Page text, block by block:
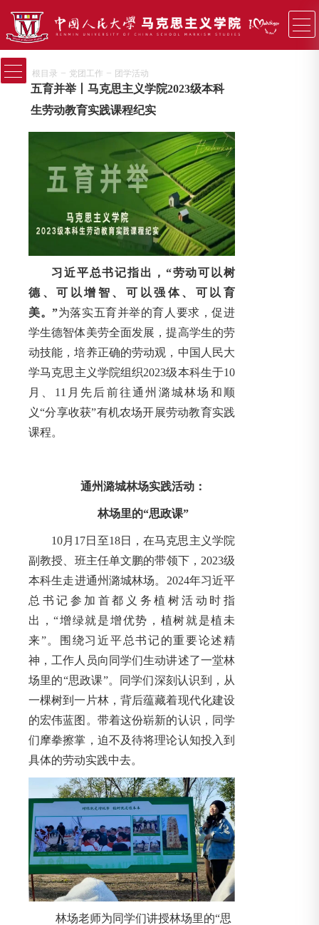
根目录 − 党团工作 − 团学活动
五育并举丨马克思主义学院2023级本科
生劳动教育实践课程纪实
习近平总书记指出，“劳动可以树
德、可以增智、可以强体、可以育
美。”为落实五育并举的育人要求，促进
学生德智体美劳全面发展，提高学生的劳
动技能，培养正确的劳动观，中国人民大
学马克思主义学院组织2023级本科生于10
月、11月先后前往通州潞城林场和顺
义“分享收获”有机农场开展劳动教育实践
课程。
通州潞城林场实践活动：
林场里的“思政课”
10月17日至18日，在马克思主义学院
副教授、班主任单文鹏的带领下，2023级
本科生走进通州潞城林场。2024年习近平
总书记参加首都义务植树活动时指
出，“增绿就是增优势，植树就是植未
来”。围绕习近平总书记的重要论述精
神，工作人员向同学们生动讲述了一堂林
场里的“思政课”。同学们深刻认识到，从
一棵树到一片林，背后蕴藏着现代化建设
的宏伟蓝图。带着这份崭新的认识，同学
们摩拳擦掌，迫不及待将理论认知投入到
具体的劳动实践中去。
林场老师为同学们讲授林场里的“思